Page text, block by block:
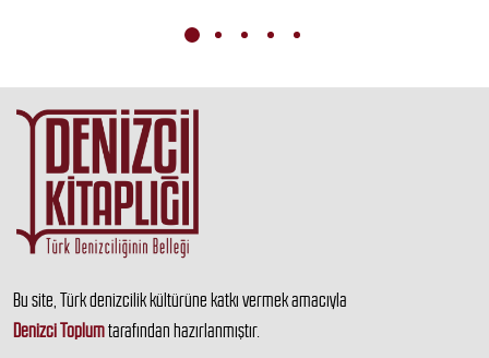
Bu site, Türk denizcilik kültürüne katkı vermek amacıyla
Denizci Toplumtarafından hazırlanmıştır.